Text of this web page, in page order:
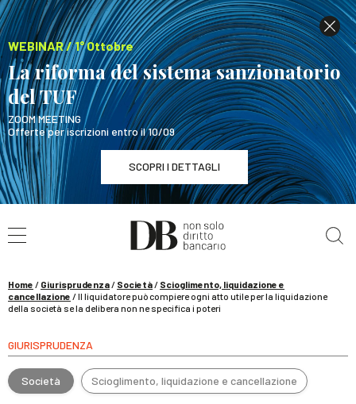
WEBINAR / 1° Ottobre
La riforma del sistema sanzionatorio
del TUF
ZOOM MEETING
Offerte per iscrizioni entro il 10/09
SCOPRI I DETTAGLI
WEBINAR / 1° Ottobre
La riforma del sistema sanzionatorio del TUF
Home / Giurisprudenza/ Società/ Scioglimento, liquidazione e
cancellazione /Il liquidatore può compiere ogni atto utile per la liquidazione
della società se la delibera non ne specifica i poteri
GIURISPRUDENZA
Società Scioglimento, liquidazione e cancellazione